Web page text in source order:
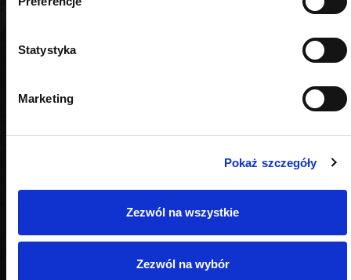
Statystyka
Marketing
Pokaż szczegóły
Zezwól na wszystkie
Zezwól na wybór